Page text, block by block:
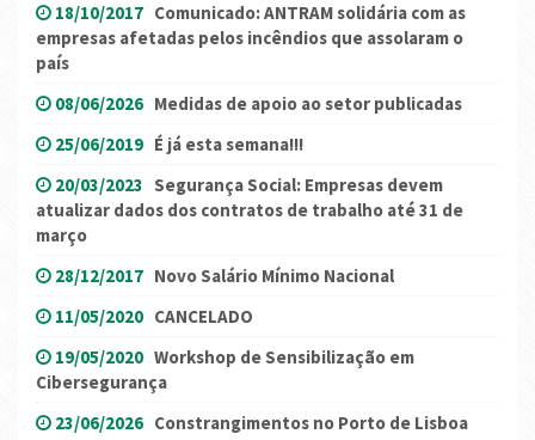
18/10/2017 Comunicado: ANTRAM solidária com as
empresas afetadas pelos incêndios que assolaram o
país
08/06/2026 Medidas de apoio ao setor publicadas
25/06/2019 É já esta semana!!!
20/03/2023 Segurança Social: Empresas devem
atualizar dados dos contratos de trabalho até 31 de
março
28/12/2017 Novo Salário Mínimo Nacional
11/05/2020 CANCELADO
19/05/2020 Workshop de Sensibilização em
Cibersegurança
23/06/2026 Constrangimentos no Porto de Lisboa